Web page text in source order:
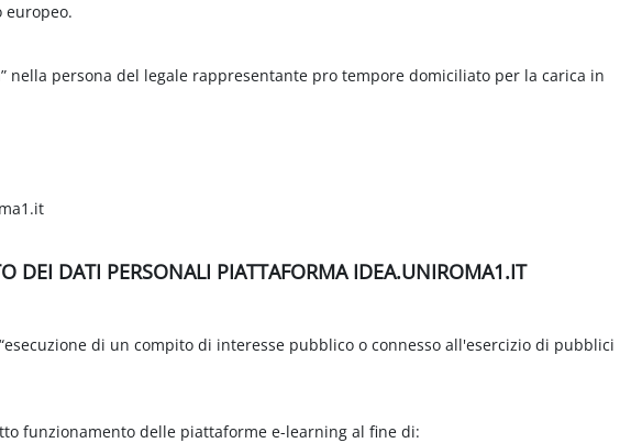
europeo.
nella persona del legale rappresentante pro tempore domiciliato per la carica in
DEI DATI PERSONALI PIATTAFORMA IDEA.UNIROMA1.IT
di un compito di interesse pubblico o connesso all'esercizio di pubblici
funzionamento delle piattaforme e-learning al fine di: